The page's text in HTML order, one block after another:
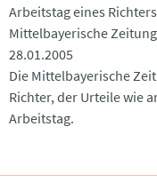
Arbeitstag eines Richters
Mittelbayerische
28.01.2005
Die Mittelbayerische
Richter, der Urteile wie
Arbeitstag.